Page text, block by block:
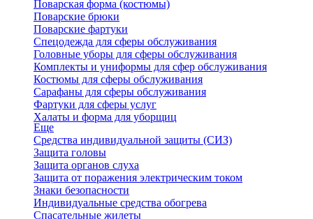
Поварская форма (костюмы)
Поварские брюки
Поварские фартуки
Спецодежда для сферы обслуживания
Головные уборы для сферы обслуживания
Комплекты и униформы для сфер обслуживания
Костюмы для сферы обслуживания
Сарафаны для сферы обслуживания
Фартуки для сферы услуг
Халаты и форма для уборщиц
Еще
Средства индивидуальной защиты (СИЗ)
Защита головы
Защита органов слуха
Защита от поражения электрическим током
Знаки безопасности
Индивидуальные средства обогрева
Спасательные жилеты